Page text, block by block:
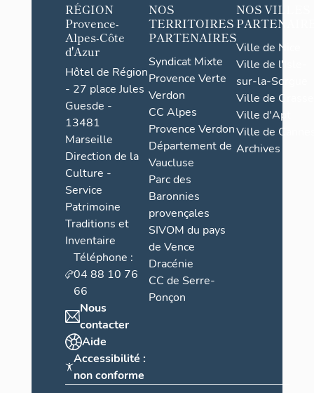
RÉGION
Provence-
Alpes-Côte
d'Azur
Hôtel de Région
- 27 place Jules
Guesde -
13481
Marseille
Direction de la
Culture -
Service
Patrimoine
Traditions et
Inventaire
Téléphone :
04 88 10 76
66
Nous
contacter
Aide
Accessibilité :
non conforme
NOS
TERRITOIRES
PARTENAIRES
Syndicat Mixte
Provence Verte
Verdon
CC Alpes
Provence Verdon
Département de
Vaucluse
Parc des
Baronnies
provençales
SIVOM du pays
de Vence
Dracénie
CC de Serre-
Ponçon
NOS VILLES
Ville de Nice
Ville de l'Isle-
sur-la-Sorgue
Ville de Grasse
Ville d'Apt
Ville de
Archives